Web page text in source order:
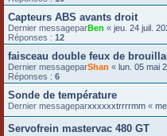
Capteurs ABS avants droit
Dernier messageparBen « jeu. 24 juil.
Réponses : 12
faisceau double feux de
Dernier messageparShan « lun. 05 mai
Réponses : 6
Sonde de température
Dernier messageparxxxxxxtrrrrmm «
Servofrein mastervac 480 GT